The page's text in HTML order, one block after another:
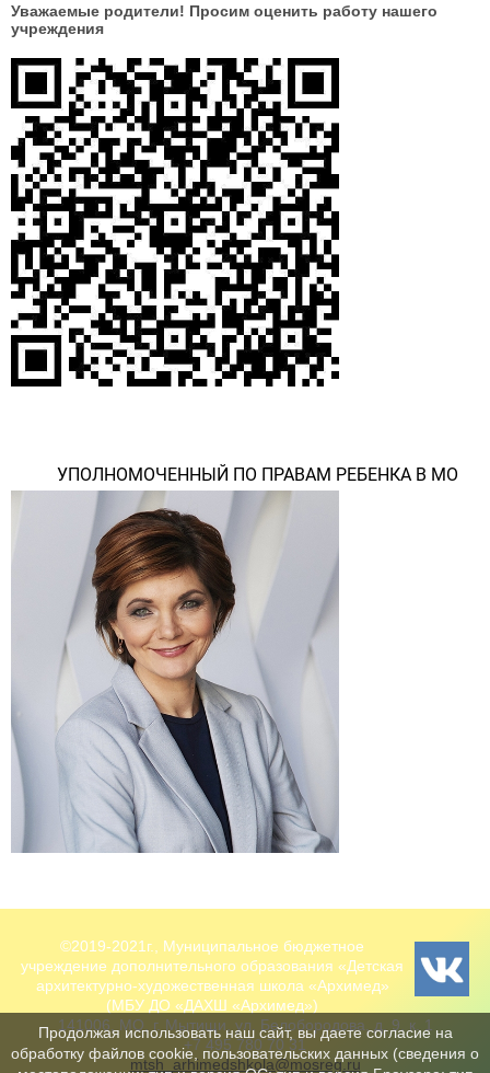
Уважаемые родители! Просим оценить работу нашего
учреждения
УПОЛНОМОЧЕННЫЙ ПО ПРАВАМ РЕБЕНКА В МО
©2019-2021г., Муниципальное бюджетное
учреждение дополнительного образования «Детская
архитектурно-художественная школа «Архимед»
(МБУ ДО «ДАХШ «Архимед»)
141006, МО, г. Мытищи, ул. Белобородова, д. 9, к. 1
+7 495 780 70 31
mtsh_arhimedshkola@mosreg.ru
Продолжая использовать наш сайт, вы даете согласие на
обработку файлов cookie, пользовательских данных (сведения о